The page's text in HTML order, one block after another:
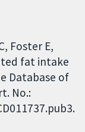
Foster E,
fat intake
Database of
No.: